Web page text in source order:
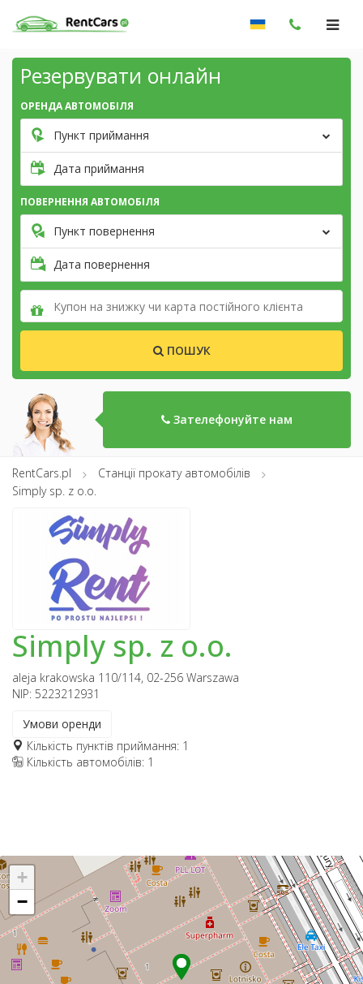
Резервувати онлайн
ОРЕНДА АВТОМОБІЛЯ
Пункт приймання
Дата приймання
ПОВЕРНЕННЯ АВТОМОБІЛЯ
Пункт повернення
Дата повернення
ПОШУК
Зателефонуйте нам
RentCars.pl
Станції прокату автомобілів
Simply sp. z o.o.
Simply sp. z o.o.
aleja krakowska 110/114, 02-256 Warszawa
NIP: 5223212931
Умови оренди
Кількість пунктів приймання: 1
Кількість автомобілів: 1
+
−